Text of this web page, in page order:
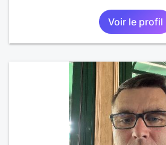
Voir le profil